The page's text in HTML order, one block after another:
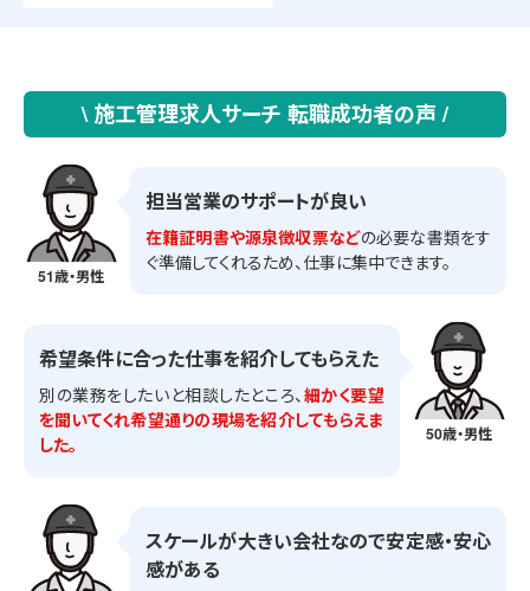
\ 施工管理求人サーチ 転職成功者の声 /
51歳・男性
担当営業のサポートが良い
在籍証明書や源泉徴収票などの必要な書類をす
ぐ準備してくれるため、仕事に集中できます。
50歳・男性
希望条件に合った仕事を紹介してもらえた
別の業務をしたいと相談したところ、 細かく要望
を聞いてくれ希望通りの現場を紹介してもらえま
した。
スケールが大きい会社なので安定感・安心
感がある